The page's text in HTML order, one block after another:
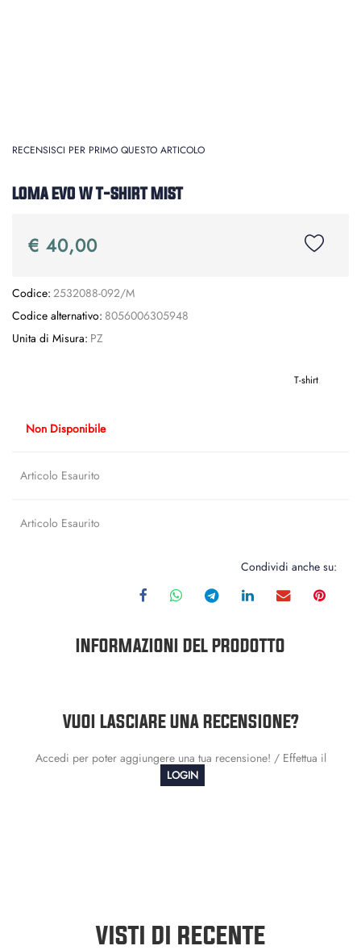
RECENSISCI PER PRIMO QUESTO ARTICOLO
LOMA EVO W T-SHIRT MIST
€ 40,00
Codice: 2532088-092/M
Codice alternativo: 8056006305948
Unita di Misura: PZ
T-shirt
Non Disponibile
Articolo Esaurito
Articolo Esaurito
Condividi anche su:
INFORMAZIONI DEL PRODOTTO
VUOI LASCIARE UNA RECENSIONE?
Accedi per poter aggiungere una tua recensione! / Effettua il
LOGIN
VISTI DI RECENTE